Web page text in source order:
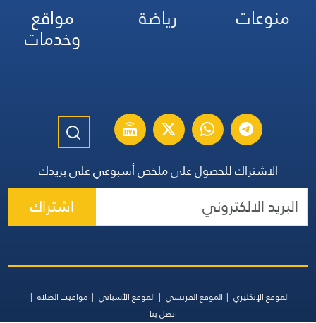
منوعات
رياضة مواقع
وخدمات
الاشتراك للحصول على ملخص أسبوعي على بريدك
اشتراك
الموقع الإنكليزي الموقع الفرنسي الموقع الأسباني
مواقيت الصلاة
اتصل بنا